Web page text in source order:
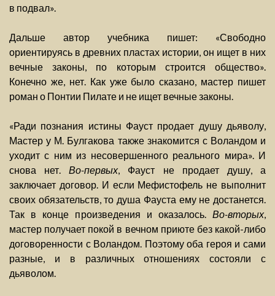
в подвал».
Дальше автор учебника пишет: «Свободно
ориентируясь в древних пластах истории, он ищет в них
вечные законы, по которым строится общество».
Конечно же, нет. Как уже было сказано, мастер пишет
роман о Понтии Пилате и не ищет вечные законы.
«Ради познания истины Фауст продает душу дьяволу,
Мастер у М. Булгакова также знакомится с Воландом и
уходит с ним из несовершенного реального мира». И
снова нет.Во-первых, Фауст не продает душу, а
заключает договор. И если Мефистофель не выполнит
своих обязательств, то душа Фауста ему не достанется.
Так в конце произведения и оказалось. Во-вторых,
мастер получает покой в вечном приюте без какой-либо
договоренности с Воландом. Поэтому оба героя и сами
разные, и в различных отношениях состояли с
дьяволом.